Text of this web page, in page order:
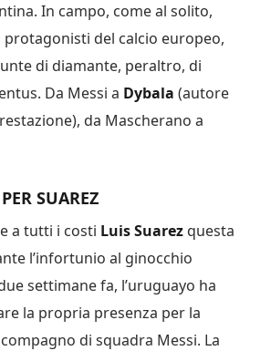
In campo, come al solito,
del calcio europeo,
di diamante, peraltro, di
Da Messi a Dybala (autore
da Mascherano a
SUAREZ
a tutti i costi Luis Suarez questa
l’infortunio al ginocchio
settimane fa, l’uruguayo ha
la propria presenza per la
di squadra Messi. La